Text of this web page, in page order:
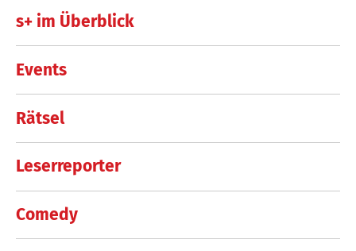
s+ im Überblick
Events
Rätsel
Leserreporter
Comedy